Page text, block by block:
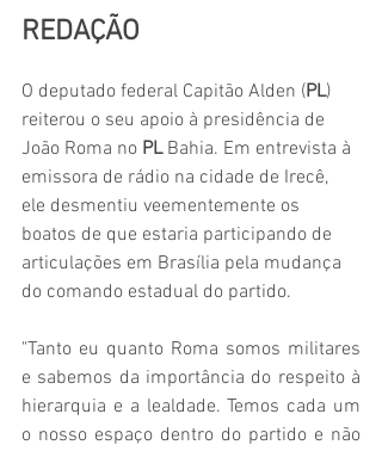
REDAÇÃO
O deputado federal Capitão Alden (PL)
reiterou o seu apoio à presidência de
João Roma no PL Bahia. Em entrevista à
emissora de rádio na cidade de Irecê,
ele desmentiu veementemente os
boatos de que estaria participando de
articulações em Brasília pela mudança
do comando estadual do partido.
"Tanto eu quanto Roma somos militares
e sabemos da importância do respeito à
hierarquia e a lealdade. Temos cada um
o nosso espaço dentro do partido e não